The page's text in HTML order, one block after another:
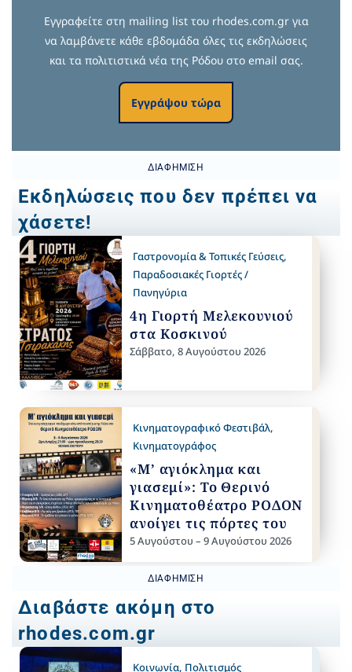
Εγγραφείτε στη mailing list του rhodes.com.gr για
να λαμβάνετε κάθε εβδομάδα όλες τις εκδηλώσεις
και τα πολιτιστικά νέα της Ρόδου στο email σας.
Εγγράψου τώρα
ΔΙΑΦΉΜΙΣΗ
Εκδηλώσεις που δεν πρέπει να
χάσετε!
Γαστρονομία & Τοπικές Γεύσεις,
Παραδοσιακές Γιορτές /
Πανηγύρια
4η Γιορτή Μελεκουνιού
στα Κοσκινού
Σάββατο, 8 Αυγούστου 2026
Κινηματογραφικό Φεστιβάλ,
Κινηματογράφος
«Μ’ αγιόκλημα και
γιασεμί»: Το Θερινό
Κινηματοθέατρο ΡΟΔΟΝ
ανοίγει τις πόρτες του
5 Αυγούστου – 9 Αυγούστου 2026
ΔΙΑΦΉΜΙΣΗ
Διαβάστε ακόμη στο
rhodes.com.gr
Κοινωνία, Πολιτισμός